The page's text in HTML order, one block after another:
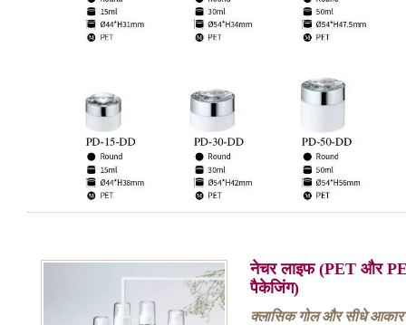
नेचर लाइफ (PET और
पैकेजिंग)
क्लासिक गोल और सीधे